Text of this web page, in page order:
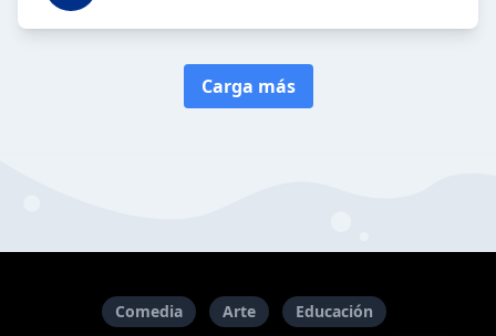
Carga más
Comedia Arte
Educación